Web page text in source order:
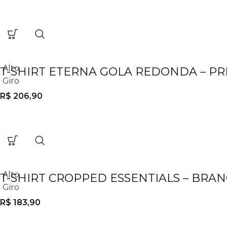
Alto
Giro
T-SHIRT ETERNA GOLA REDONDA –
R$ 206,90
Alto
Giro
T-SHIRT CROPPED ESSENTIALS –
R$ 183,90